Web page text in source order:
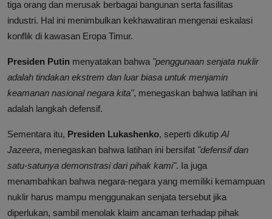
tiga orang dan merusak berbagai bangunan serta fasilitas
industri. Hal ini menimbulkan kekhawatiran mengenai eskalasi
konflik di kawasan Eropa Timur.
Presiden Putin menyatakan bahwa "penggunaan senjata nuklir
adalah tindakan ekstrem dan luar biasa untuk menjamin
keamanan nasional negara kita", menegaskan bahwa latihan ini
adalah langkah defensif.
Sementara itu, Presiden Lukashenko, seperti dikutip Al
Jazeera, menegaskan bahwa latihan ini bersifat "defensif dan
satu-satunya demonstrasi dari pihak kami". Ia juga
menambahkan bahwa negara-negara yang memiliki kemampuan
nuklir harus mampu menggunakan senjata tersebut jika
diperlukan, sambil menolak klaim ancaman terhadap pihak